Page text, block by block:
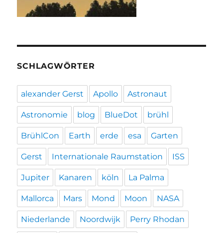
SCHLAGWÖRTER
alexander Gerst Apollo Astronaut
Astronomie blog BlueDot brühl
BrühlCon Earth erde esa Garten
Gerst Internationale Raumstation ISS
Jupiter Kanaren köln La Palma
Mallorca Mars Mond Moon NASA
Niederlande Noordwijk Perry Rhodan